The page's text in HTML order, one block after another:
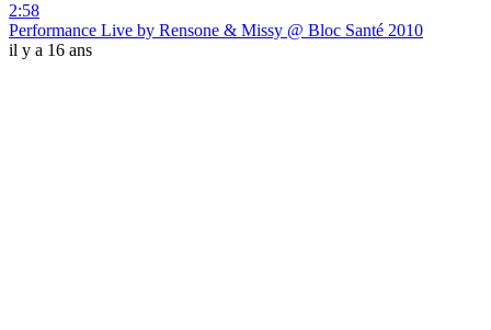
2:58
Performance Live by Rensone & Missy @ Bloc Santé 2010
il y a 16 ans